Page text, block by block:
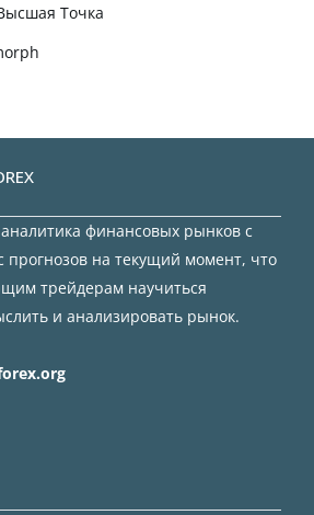
Точка
аналитика финансовых рынков с
на текущий момент, что
трейдерам научиться
и анализировать рынок.